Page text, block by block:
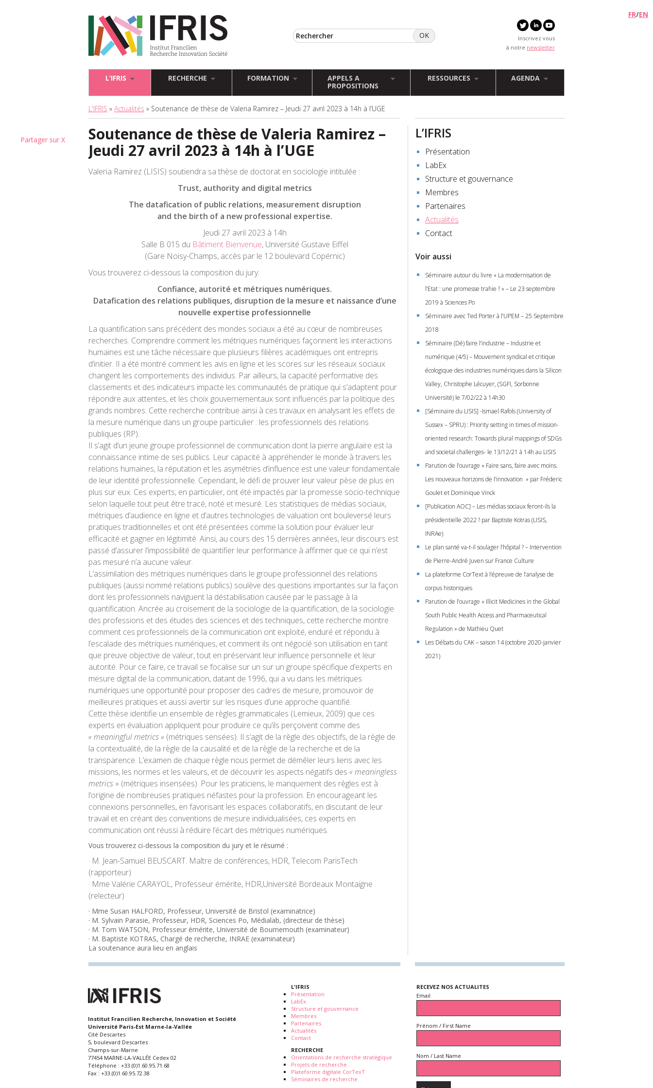
Inscrivez vous
à notre newsletter
FR/EN
L’IFRIS RECHERCHE FORMATION
APPELS A
PROPOSITIONS
RESSOURCES AGENDA
L'IFRIS » Actualités » Soutenance de thèse de Valeria Ramirez – Jeudi 27 avril 2023 à 14h à l’UGE
Partager sur X
Soutenance de thèse de Valeria Ramirez –
Jeudi 27 avril 2023 à 14h à l’UGE
Valeria Ramirez (LISIS) soutiendra sa thèse de doctorat en sociologie intitulée :
Trust, authority and digital metrics
The datafication of public relations, measurement disruption
and the birth of a new professional expertise.
Jeudi 27 avril 2023 à 14h
Salle B 015 du Bâtiment Bienvenüe, Université Gustave Eiffel
(Gare Noisy-Champs, accès par le 12 boulevard Copérnic)
Vous trouverez ci-dessous la composition du jury.
Confiance, autorité et métriques numériques.
Datafication des relations publiques, disruption de la mesure et naissance d’une
nouvelle expertise professionnelle
La quantification sans précédent des mondes sociaux a été au cœur de nombreuses
recherches. Comprendre comment les métriques numériques façonnent les interactions
humaines est une tâche nécessaire que plusieurs filières académiques ont entrepris
d’initier. Il a été montré comment les avis en ligne et les scores sur les réseaux sociaux
changent les comportements des individus. Par ailleurs, la capacité performative des
classements et des indicateurs impacte les communautés de pratique qui s’adaptent pour
répondre aux attentes, et les choix gouvernementaux sont influencés par la politique des
grands nombres. Cette recherche contribue ainsi à ces travaux en analysant les effets de
la mesure numérique dans un groupe particulier : les professionnels des relations
publiques (RP).
Il s’agit d’un jeune groupe professionnel de communication dont la pierre angulaire est la
connaissance intime de ses publics. Leur capacité à appréhender le monde à travers les
relations humaines, la réputation et les asymétries d’influence est une valeur fondamentale
de leur identité professionnelle. Cependant, le défi de prouver leur valeur pèse de plus en
plus sur eux. Ces experts, en particulier, ont été impactés par la promesse socio-technique
selon laquelle tout peut être tracé, noté et mesuré. Les statistiques de médias sociaux,
métriques d’audience en ligne et d’autres technologies de valuation ont bouleversé leurs
pratiques traditionnelles et ont été présentées comme la solution pour évaluer leur
efficacité et gagner en légitimité. Ainsi, au cours des 15 dernières années, leur discours est
passé d’assurer l’impossibilité de quantifier leur performance à affirmer que ce qui n’est
pas mesuré n’a aucune valeur.
L’assimilation des métriques numériques dans le groupe professionnel des relations
publiques (aussi nommé relations publics) soulève des questions importantes sur la façon
dont les professionnels naviguent la déstabilisation causée par le passage à la
quantification. Ancrée au croisement de la sociologie de la quantification, de la sociologie
des professions et des études des sciences et des techniques, cette recherche montre
comment ces professionnels de la communication ont exploité, enduré et répondu à
l’escalade des métriques numériques, et comment ils ont négocié son utilisation en tant
que preuve objective de valeur, tout en préservant leur influence personnelle et leur
autorité. Pour ce faire, ce travail se focalise sur un sur un groupe spécifique d’experts en
mesure digital de la communication, datant de 1996, qui a vu dans les métriques
numériques une opportunité pour proposer des cadres de mesure, promouvoir de
meilleures pratiques et aussi avertir sur les risques d’une approche quantifié.
Cette thèse identifie un ensemble de règles grammaticales (Lemieux, 2009) que ces
experts en évaluation appliquent pour produire ce qu’ils perçoivent comme des
« meaningful metrics » (métriques sensées). Il s’agit de la règle des objectifs, de la règle de
la contextualité, de la règle de la causalité et de la règle de la recherche et de la
transparence. L’examen de chaque règle nous permet de démêler leurs liens avec les
missions, les normes et les valeurs, et de découvrir les aspects négatifs des « meaningless
metrics » (métriques insensées). Pour les praticiens, le manquement des règles est à
l’origine de nombreuses pratiques néfastes pour la profession. En encourageant les
connexions personnelles, en favorisant les espaces collaboratifs, en discutant de leur
travail et en créant des conventions de mesure individualisées, ces experts en
communication ont réussi à réduire l’écart des métriques numériques.
Vous trouverez ci-dessous la composition du jury et le résumé :
· M. Jean-Samuel BEUSCART. Maître de conférences, HDR, Telecom ParisTech
(rapporteur)
· Mme Valérie CARAYOL, Professeur émérite, HDR,Université Bordeaux Montaigne
(relecteur)
· Mme Susan HALFORD, Professeur, Université de Bristol (examinatrice)
· M. Sylvain Parasie, Professeur, HDR, Sciences Po, Médialab, (directeur de thèse)
· M. Tom WATSON, Professeur émérite, Université de Bournemouth (examinateur)
· M. Baptiste KOTRAS, Chargé de recherche, INRAE (examinateur)
La soutenance aura lieu en anglais
L’IFRIS
Présentation
LabEx
Structure et gouvernance
Membres
Partenaires
Actualités
Contact
Voir aussi
Séminaire autour du livre « La modernisation de
l’Etat : une promesse trahie ? » – Le 23 septembre
2019 à Sciences Po
Séminaire avec Ted Porter à l’UPEM – 25 Septembre
2018
Séminaire (Dé) faire l’industrie – Industrie et
numérique (4/5) – Mouvement syndical et critique
écologique des industries numériques dans la Silicon
Valley, Christophe Lécuyer, (SGFI, Sorbonne
Université) le 7/02/22 à 14h30
[Séminaire du LISIS] -Ismael Rafols (University of
Sussex – SPRU) : Priority setting in times of mission-
oriented research: Towards plural mappings of SDGs
and societal challenges- le 13/12/21 à 14h au LISIS
Parution de l’ouvrage « Faire sans, faire avec moins.
Les nouveaux horizons de l’innovation » par Fréderic
Goulet et Dominique Vinck
[Publication AOC] – Les médias sociaux feront-ils la
présidentielle 2022 ? par Baptiste Kotras (LISIS,
INRAe)
Le plan santé va-t-il soulager l’hôpital ? – Intervention
de Pierre-André Juven sur France Culture
La plateforme CorText à l’épreuve de l’analyse de
corpus historiques
Parution de l’ouvrage « Illicit Medicines in the Global
South Public Health Access and Pharmaceutical
Regulation » de Mathieu Quet
Les Débats du CAK – saison 14 (octobre 2020-janvier
2021)
Institut Francilien Recherche, Innovation et Société
Université Paris-Est Marne-la-Vallée
Cité Descartes
5, boulevard Descartes
Champs-sur-Marne
77454 MARNE-LA-VALLÉE Cedex 02
Téléphone : +33.(0)1.60.95.71.68
Fax : +33.(0)1.60.95.72.38
L'IFRIS
Présentation
LabEx
Structure et gouvernance
Membres
Partenaires
Actualités
Contact
RECHERCHE
Orientations de recherche stratégique
Projets de recherche
Plateforme digitale CorTexT
Séminaires de recherche
RECEVEZ NOS ACTUALITES
Email
Prénom / First Name
Nom / Last Name